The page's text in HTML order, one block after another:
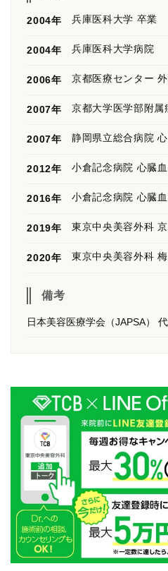
2004年 兵庫医科大学 卒業
2004年 兵庫医科大学病院
2006年 京都医療センター
2007年 京都大学医学部附
2007年 静岡県立総合病院
2012年 小倉記念病院 心臓
2016年 小倉記念病院 心臓
2019年 東京中央美容外科
2020年 東京中央美容外科
備考
日本美容医療学会（JAPSA）